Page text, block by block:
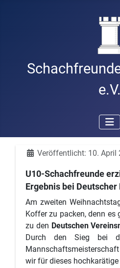
e.V.
DetailsVeröffentlicht: 10. April
U10-Schachfreunde
Ergebnis bei
Am zweiten
Koffer zu packen, denn es
zu den Deutschen
Durch den Sieg bei
wir für dieses